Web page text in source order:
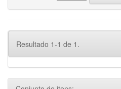
Resultado 1-1 de 1.